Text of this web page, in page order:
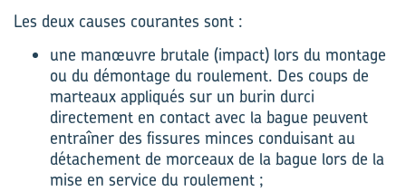
Les deux causes courantes sont :
une manœuvre brutale (impact) lors du montage
ou du démontage du roulement. Des coups de
marteaux appliqués sur un burin durci
directement en contact avec la bague peuvent
entraîner des fissures minces conduisant au
détachement de morceaux de la bague lors de la
mise en service du roulement ;